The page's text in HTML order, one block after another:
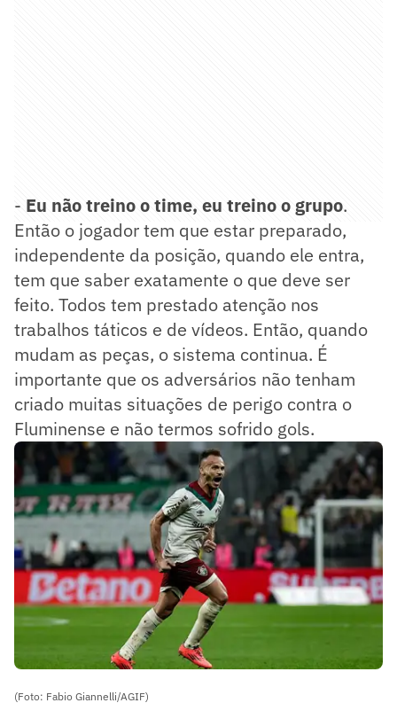
- Eu não treino o time, eu treino o grupo.
Então o jogador tem que estar preparado,
independente da posição, quando ele entra,
tem que saber exatamente o que deve ser
feito. Todos tem prestado atenção nos
trabalhos táticos e de vídeos. Então, quando
mudam as peças, o sistema continua. É
importante que os adversários não tenham
criado muitas situações de perigo contra o
Fluminense e não termos sofrido gols.
(Foto: Fabio Giannelli/AGIF)